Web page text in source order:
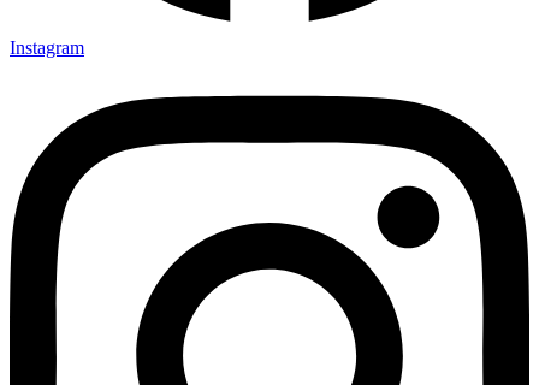
Instagram